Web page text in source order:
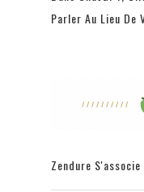
Parler Au Lieu De
Zendure